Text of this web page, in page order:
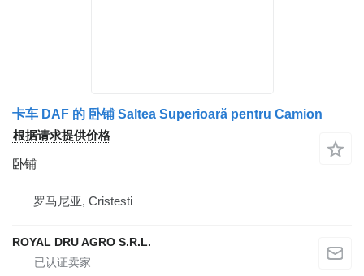
卡车 DAF 的 卧铺 Saltea Superioară pentru Camion
根据请求提供价格
卧铺
罗马尼亚, Cristesti
ROYAL DRU AGRO S.R.L.